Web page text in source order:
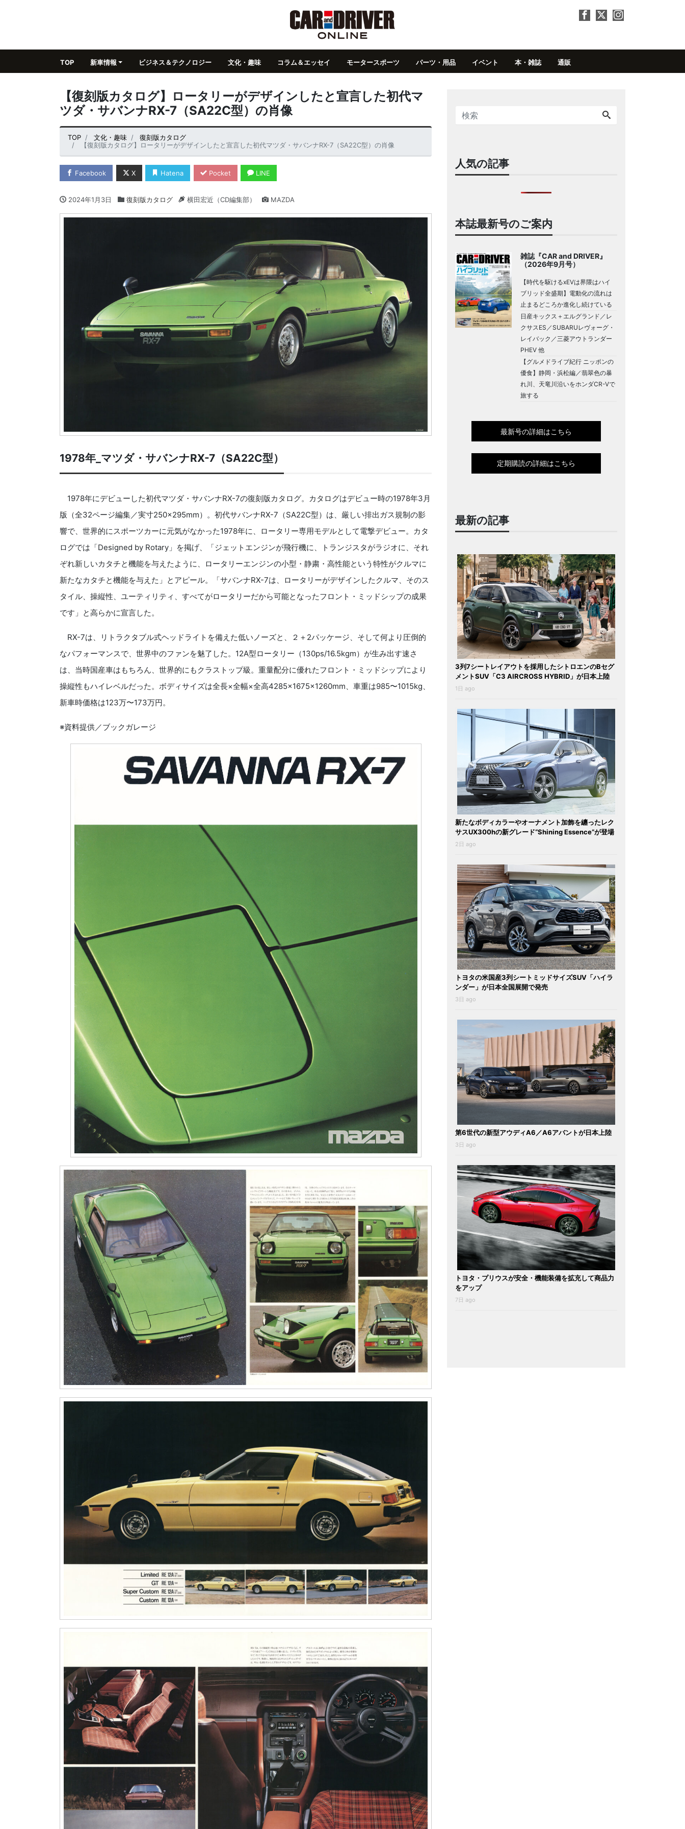
TOP 新車情報 ビジネス＆テクノロジー 文化・趣味 コラム＆エッセイ モータースポーツ パーツ・用品 イベント 本・雑誌 通販
【復刻版カタログ】ロータリーがデザインしたと宣言した初代マ
ツダ・サバンナRX-7（SA22C型）の肖像
TOP 文化・趣味
復刻版カタログ
【復刻版カタログ】ロータリーがデザインしたと宣言した初代マツダ・サバンナRX-7（SA22C型）の肖像
Facebook X Hatena Pocket LINE
2024年1月3日 復刻版カタログ 横田宏近（CD編集部） MAZDA
1978年_マツダ・サバンナRX-7（SA22C型）
1978年にデビューした初代マツダ・サバンナRX-7の復刻版カタログ。カタログはデビュー時の1978年3月
版（全32ページ編集／実寸250×295mm）。初代サバンナRX-7（SA22C型）は、厳しい排出ガス規制の影
響で、世界的にスポーツカーに元気がなかった1978年に、ロータリー専用モデルとして電撃デビュー。カタ
ログでは「Designed by Rotary」を掲げ、「ジェットエンジンが飛行機に、トランジスタがラジオに、それ
ぞれ新しいカタチと機能を与えたように、ロータリーエンジンの小型・静粛・高性能という特性がクルマに
新たなカタチと機能を与えた」とアピール。「サバンナRX-7は、ロータリーがデザインしたクルマ、そのス
タイル、操縦性、ユーティリティ、すべてがロータリーだから可能となったフロント・ミッドシップの成果
です」と高らかに宣言した。
RX-7は、リトラクタブル式ヘッドライトを備えた低いノーズと、２＋2パッケージ、そして何より圧倒的
なパフォーマンスで、世界中のファンを魅了した。12A型ロータリー（130ps/16.5kgm）が生み出す速さ
は、当時国産車はもちろん、世界的にもクラストップ級。重量配分に優れたフロント・ミッドシップにより
操縦性もハイレベルだった。ボディサイズは全長×全幅×全高4285×1675×1260mm、車重は985〜1015kg、
新車時価格は123万〜173万円。
※資料提供／ブックガレージ
人気の記事
本誌最新号のご案内
雑誌『CAR and DRIVER』
（2026年9月号）
【時代を駆けるxEVは界隈はハイ
ブリッド全盛期】電動化の流れは
止まるどころか進化し続けている
日産キックス＋エルグランド／レ
クサスES／SUBARUレヴォーグ・
レイバック／三菱アウトランダー
PHEV 他
【グルメドライブ紀行 ニッポンの
優食】静岡・浜松編／翡翠色の暴
れ川、天竜川沿いをホンダCR-Vで
旅する
最新号の詳細はこちら
定期購読の詳細はこちら
最新の記事
3列7シートレイアウトを採用したシトロエンのBセグ
メントSUV「C3 AIRCROSS HYBRID」が日本上陸
1日 ago
新たなボディカラーやオーナメント加飾を纏ったレク
サスUX300hの新グレード“Shining Essence”が登場
2日 ago
トヨタの米国産3列シートミッドサイズSUV「ハイラ
ンダー」が日本全国展開で発売
3日 ago
第6世代の新型アウディA6／A6アバントが日本上陸
3日 ago
トヨタ・プリウスが安全・機能装備を拡充して商品力
をアップ
7日 ago